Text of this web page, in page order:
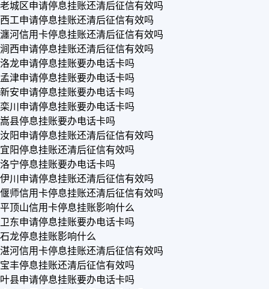
老城区申请停息挂账还清后征信有效吗
西工申请停息挂账还清后征信有效吗
瀍河信用卡停息挂账还清后征信有效吗
涧西申请停息挂账还清后征信有效吗
洛龙申请停息挂账要办电话卡吗
孟津申请停息挂账要办电话卡吗
新安申请停息挂账要办电话卡吗
栾川申请停息挂账要办电话卡吗
嵩县停息挂账要办电话卡吗
汝阳申请停息挂账还清后征信有效吗
宜阳停息挂账还清后征信有效吗
洛宁停息挂账要办电话卡吗
伊川申请停息挂账还清后征信有效吗
偃师信用卡停息挂账还清后征信有效吗
平顶山信用卡停息挂账影响什么
卫东申请停息挂账要办电话卡吗
石龙停息挂账影响什么
湛河信用卡停息挂账还清后征信有效吗
宝丰停息挂账还清后征信有效吗
叶县申请停息挂账要办电话卡吗